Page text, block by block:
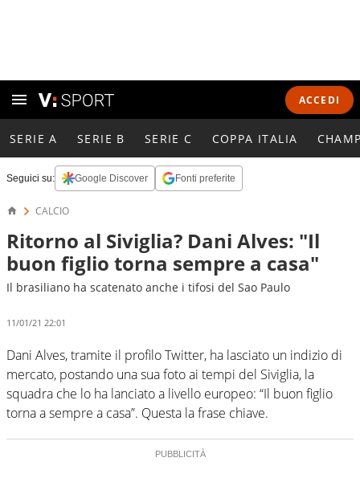
ACCEDI
SERIE A SERIE B SERIE C COPPA ITALIA
Seguici su: Google Discover Fonti preferite
CALCIO
Ritorno al Siviglia? Dani Alves: "Il
buon figlio torna sempre a casa"
Il brasiliano ha scatenato anche i tifosi del Sao Paulo
11/01/21 22:01
Dani Alves, tramite il profilo Twitter, ha lasciato un indizio di
mercato, postando una sua foto ai tempi del Siviglia, la
squadra che lo ha lanciato a livello europeo: “Il buon figlio
torna a sempre a casa”. Questa la frase chiave.